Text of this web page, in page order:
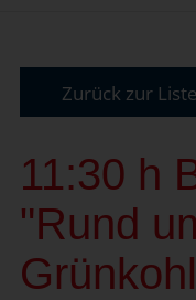
Zurück zur Liste
11:30 h
"Rund